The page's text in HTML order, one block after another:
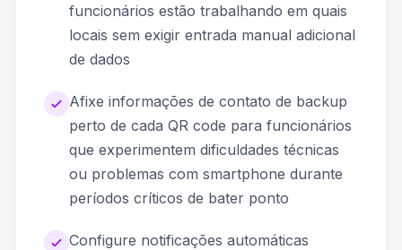
funcionários estão trabalhando em quais
locais sem exigir entrada manual adicional
de dados
Afixe informações de contato de backup
perto de cada QR code para funcionários
que experimentem dificuldades técnicas
ou problemas com smartphone durante
períodos críticos de bater ponto
Configure notificações automáticas